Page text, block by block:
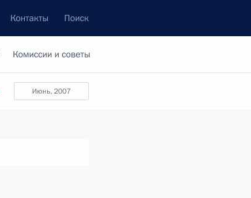
Контакты Поиск
Комиссии и советы
июнь, 2007